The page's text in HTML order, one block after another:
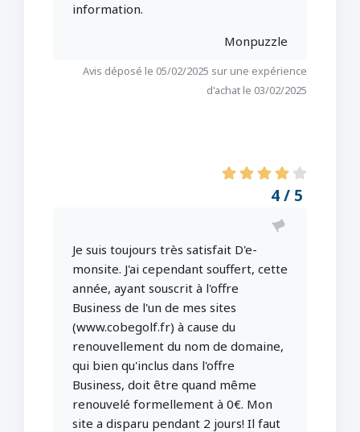
information.
Monpuzzle
Avis déposé le 05/02/2025 sur une expérience
d'achat le 03/02/2025
4 / 5
Je suis toujours très satisfait D'e-
monsite. J'ai cependant souffert, cette
année, ayant souscrit à l'offre
Business de l'un de mes sites
(www.cobegolf.fr) à cause du
renouvellement du nom de domaine,
qui bien qu'inclus dans l'offre
Business, doit être quand même
renouvelé formellement à 0€. Mon
site a disparu pendant 2 jours! Il faut